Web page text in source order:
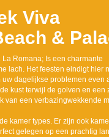
Viva
&
Romana; Is een charmante
lach. Het feesten eindigt hier
dagelijkse problemen even
kust terwijl de golven en een
van een verbazingwekkende
kamer types. Er zijn ook
gelegen op een prachtig